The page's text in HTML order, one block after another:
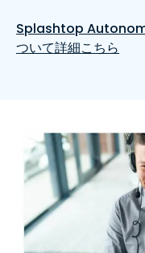
Splashtop
ついて詳細こちら